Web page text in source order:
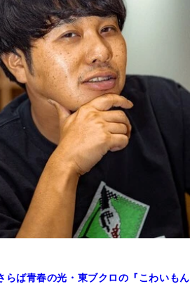
らば青春の光・東ブクロの『こわいもん